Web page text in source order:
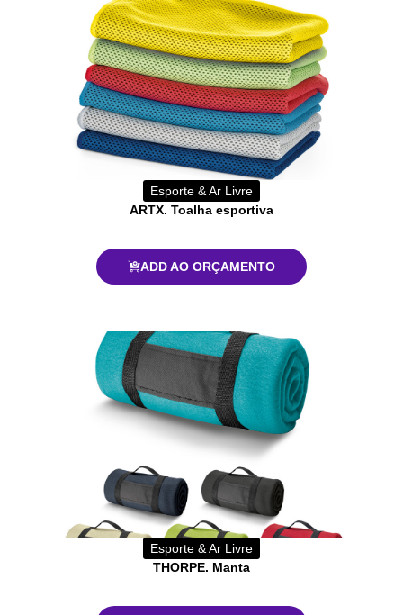
Esporte & Ar Livre
ARTX. Toalha esportiva
ADD AO ORÇAMENTO
Esporte & Ar Livre
THORPE. Manta